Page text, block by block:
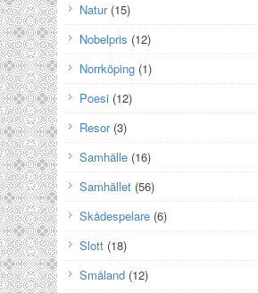
Natur(15)
Nobelpris (12)
Norrköping (1)
Poesi (12)
Resor(3)
Samhälle (16)
Samhället (56)
Skådespelare (6)
Slott (18)
Småland (12)